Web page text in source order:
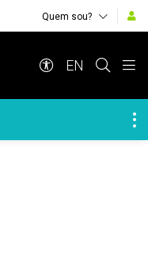
Quem sou?
EN